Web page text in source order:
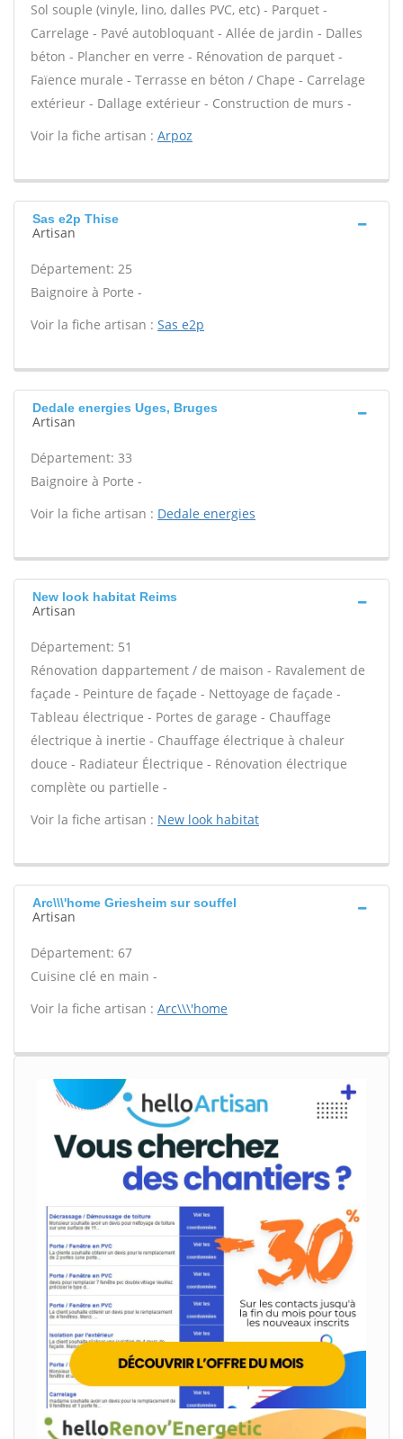
Sol souple (vinyle, lino, dalles PVC, etc) - Parquet -
Carrelage - Pavé autobloquant - Allée de jardin - Dalles
béton - Plancher en verre - Rénovation de parquet -
Faïence murale - Terrasse en béton / Chape - Carrelage
extérieur - Dallage extérieur - Construction de murs -
Voir la fiche artisan : Arpoz
Sas e2p Thise
Artisan
Département: 25
Baignoire à Porte -
Voir la fiche artisan : Sas e2p
Dedale energies Uges, Bruges
Artisan
Département: 33
Baignoire à Porte -
Voir la fiche artisan : Dedale energies
New look habitat Reims
Artisan
Département: 51
Rénovation dappartement / de maison - Ravalement de
façade - Peinture de façade - Nettoyage de façade -
Tableau électrique - Portes de garage - Chauffage
électrique à inertie - Chauffage électrique à chaleur
douce - Radiateur Électrique - Rénovation électrique
complète ou partielle -
Voir la fiche artisan : New look habitat
Arc\\\'home Griesheim sur souffel
Artisan
Département: 67
Cuisine clé en main -
Voir la fiche artisan : Arc\\\'home